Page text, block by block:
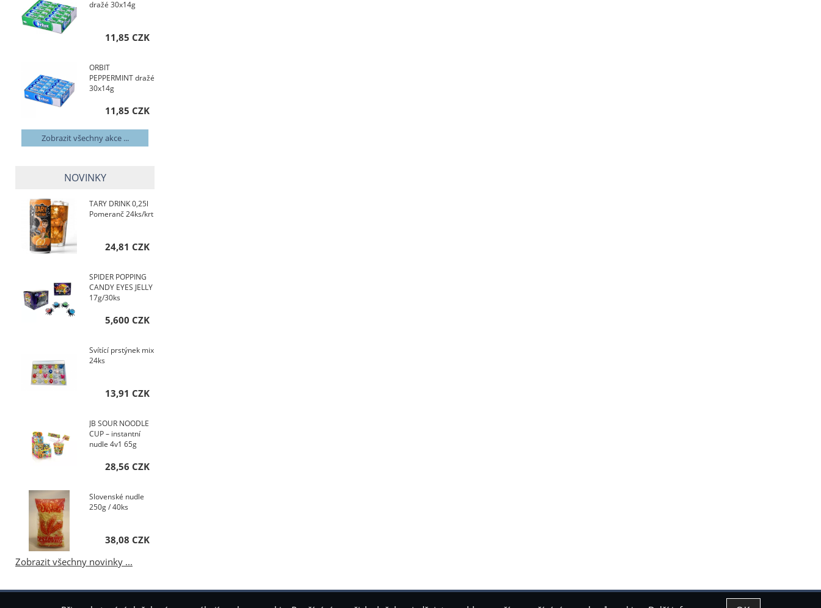
dražé 30x14g
11,85 CZK
ORBIT
PEPPERMINT dražé
30x14g
11,85 CZK
Zobrazit všechny akce ...
NOVINKY
TARY DRINK 0,25l
Pomeranč 24ks/krt
24,81 CZK
SPIDER POPPING
CANDY EYES JELLY
17g/30ks
5,600 CZK
Svítící prstýnek mix
24ks
13,91 CZK
JB SOUR NOODLE
CUP – instantní
nudle 4v1 65g
28,56 CZK
Slovenské nudle
250g / 40ks
38,08 CZK
Zobrazit všechny novinky ...